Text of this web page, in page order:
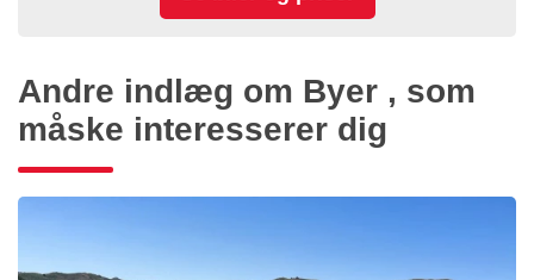
Andre indlæg om Byer , som
måske interesserer dig